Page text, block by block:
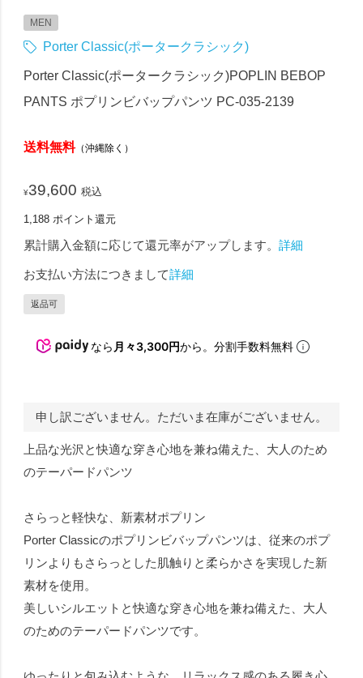
MEN
Porter Classic(ポータークラシック)
Porter Classic(ポータークラシック)POPLIN BEBOP
PANTS ポプリンビバップパンツ PC-035-2139
送料無料（沖縄除く）
¥39,600 税込
1,188 ポイント還元
累計購入金額に応じて還元率がアップします。詳細
お支払い方法につきまして詳細
返品可
なら 月々3,300円から。分割手数料無料
申し訳ございません。ただいま在庫がございません。
上品な光沢と快適な穿き心地を兼ね備えた、大人のため
のテーパードパンツ
さらっと軽快な、新素材ポプリン
Porter Classicのポプリンビバップパンツは、従来のポプ
リンよりもさらっとした肌触りと柔らかさを実現した新
素材を使用。
美しいシルエットと快適な穿き心地を兼ね備えた、大人
のためのテーパードパンツです。